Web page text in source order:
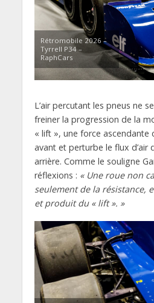
Rétromobile 2026 –
Tyrrell P34 –
RaphCars
L’air percutant les pneus ne
freiner la progression de la
« lift », une force ascendante
avant et perturbe le flux d’air
arrière. Comme le souligne
réflexions : « Une roue non
seulement de la résistance,
et produit du « lift ». »